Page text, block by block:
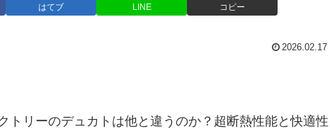
はてブ LINE コピー
2026.02.17
トリーのデュカトは他と違うのか？超断熱性能と快適性